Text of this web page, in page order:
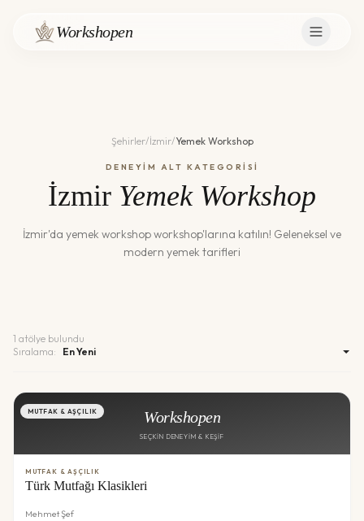
Workshopen
Şehirler/İzmir/Yemek Workshop
DENEYİM ALT KATEGORİSİ
İzmir Yemek Workshop
İzmir'da yemek workshopworkshop'larına katılın! Geleneksel ve
modern yemek tarifleri
1 atölye bulundu
Sıralama:
Workshopen
SEÇKIN DENEYIM & KEŞIF
MUTFAK & AŞÇILIK
MUTFAK & AŞÇILIK
Türk Mutfağı Klasikleri
Mehmet Şef